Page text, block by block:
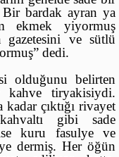
Bir bardak ayran ya
yiyormuş
gazetesini ve sütlü
dedi.
olduğunu belirten
kahve tiryakisiydi.
çıktığı rivayet
gibi sade
kuru fasulye ve
dermiş. Her öğün